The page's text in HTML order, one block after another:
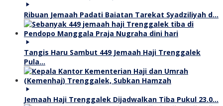
Ribuan Jemaah Padati Baiatan Tarekat Syadziliyah d…
Tangis Haru Sambut 449 Jemaah Haji Trenggalek
Pula…
Jemaah Haji Trenggalek Dijadwalkan Tiba Pukul 23.0…